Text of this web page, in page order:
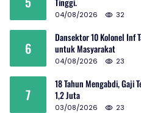
04/08/2026 32
6
Dansektor 10 Kolonel Inf
untuk Masyarakat
04/08/2026 23
7
18 Tahun Mengabdi, Gaji
1,2 Juta
03/08/2026 23